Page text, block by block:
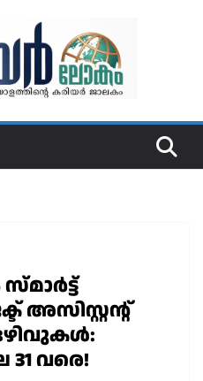
അസിസ്റ്റൻ്റ്
വരെ!